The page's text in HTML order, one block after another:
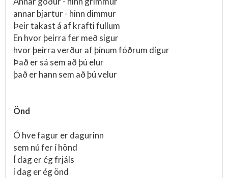
annar bjartur - hinn dimmur
Þeir takast á af krafti fullum
En hvor þeirra fer með sigur
hvor þeirra verður af þínum fóðrum digur
Það er sá sem að þú elur
það er hann sem að þú velur
Önd
Ó hve fagur er dagurinn
sem nú fer í hönd
Í dag er ég frjáls
í dag er ég önd